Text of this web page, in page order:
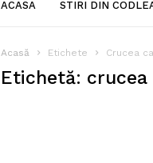
ACASA STIRI DIN
Acasă Etichete Crucea
Etichetă: crucea